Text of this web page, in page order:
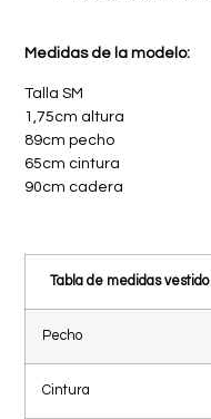
Medidas de la modelo:
Talla SM
1,75cm altura
89cm pecho
65cm cintura
90cm cadera
Tabla de medidas vestido
Pecho
Cintura